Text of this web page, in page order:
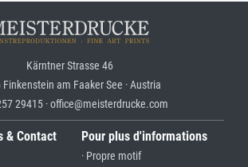
Kärntner Strasse 46
Finkenstein am Faaker See · Austria
29415 · office@meisterdrucke.com
& Contact Pour plus d'informations
· Propre motif